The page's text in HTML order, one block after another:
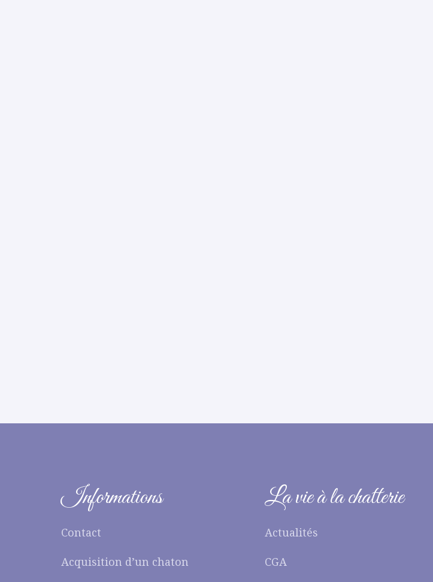
Informations
Contact
Acquisition d’un chaton
La vie à la chatterie
Actualités
CGA